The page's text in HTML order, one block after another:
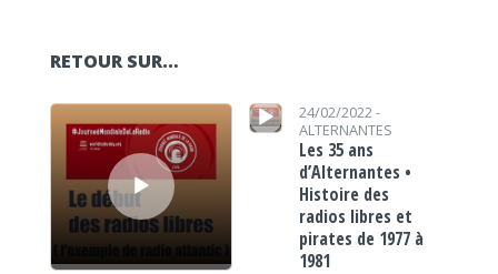
RETOUR SUR…
Lecteur audio
Lecteur audio
24/02/2022 -
ALTERNANTES
Les 35 ans
d’Alternantes •
Histoire des
radios libres et
pirates de 1977 à
1981